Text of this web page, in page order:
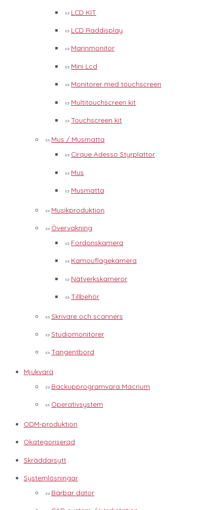
LCD KIT
LCD Raddisplay
Marinmonitor
Mini Lcd
Monitorer med touchscreen
Multitouchscreen kit
Touchscreen kit
Mus / Musmatta
Cirque Adesso Styrplattor
Mus
Musmatta
Musikproduktion
Övervakning
Fordonskamera
Kamouflagekamera
Nätverkskameror
Tillbehör
Skrivare och scanners
Studiomonitorer
Tangentbord
Mjukvara
Backupprogramvara Macrium
Operativsystem
ODM-produktion
Okategoriserad
Skräddarsytt
Systemlösningar
Bärbar dator